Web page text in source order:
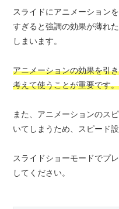
スライドにアニメーション
すぎると強調の効果が薄れ
しまいます。
アニメーションの効果を引
考えて使うことが重要です。
また、アニメーションのス
いてしまうため、スピード
スライドショーモードでプ
してください。